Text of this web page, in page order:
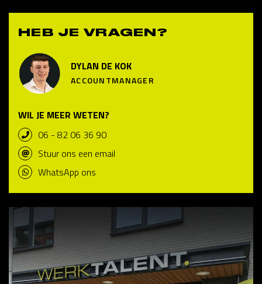
HEB JE VRAGEN?
DYLAN DE KOK
ACCOUNTMANAGER
WIL JE MEER WETEN?
06 - 82 06 36 90
Stuur ons een email
WhatsApp ons